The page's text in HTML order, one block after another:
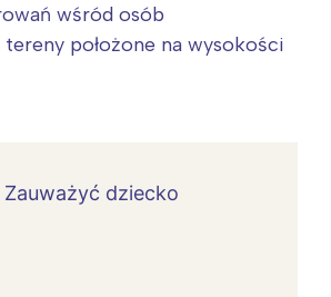
wśród osób
położone na wysokości